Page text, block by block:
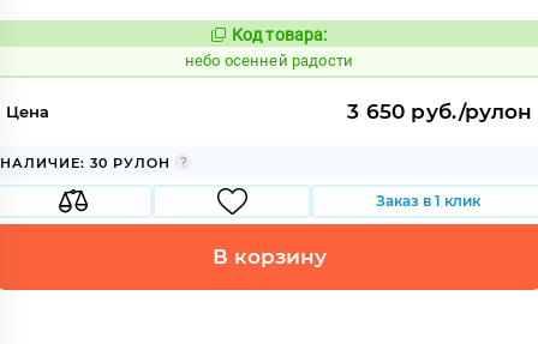
Код:
1117827
Код товара:
небо осенней радости
Цена 3 650 руб./рулон
НАЛИЧИЕ: 30 РУЛОН
Заказ в 1 клик
В корзину